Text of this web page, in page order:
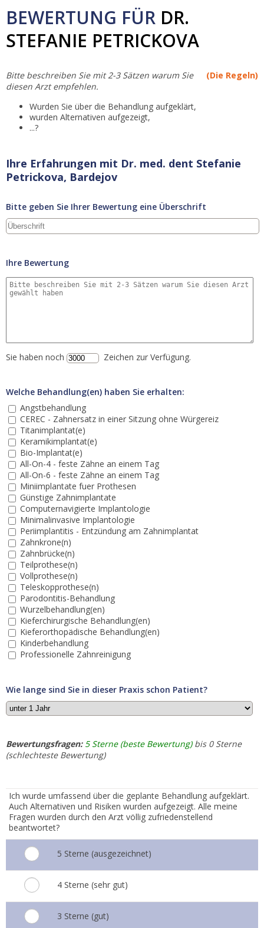
BEWERTUNG FÜR DR.
STEFANIE PETRICKOVA
(Die Regeln)
Bitte beschreiben Sie mit 2-3 Sätzen warum Sie
diesen Arzt empfehlen.
Wurden Sie über die Behandlung aufgeklärt,
wurden Alternativen aufgezeigt,
...?
Ihre Erfahrungen mit Dr. med. dent Stefanie
Petrickova, Bardejov
Bitte geben Sie Ihrer Bewertung eine Überschrift
Ihre Bewertung
Sie haben noch Zeichen zur Verfügung.
Welche Behandlung(en) haben Sie erhalten:
Angstbehandlung
CEREC - Zahnersatz in einer Sitzung ohne Würgereiz
Titanimplantat(e)
Keramikimplantat(e)
Bio-Implantat(e)
All-On-4 - feste Zähne an einem Tag
All-On-6 - feste Zähne an einem Tag
Miniimplantate fuer Prothesen
Günstige Zahnimplantate
Computernavigierte Implantologie
Minimalinvasive Implantologie
Periimplantitis - Entzündung am Zahnimplantat
Zahnkrone(n)
Zahnbrücke(n)
Teilprothese(n)
Vollprothese(n)
Teleskopprothese(n)
Parodontitis-Behandlung
Wurzelbehandlung(en)
Kieferchirurgische Behandlung(en)
Kieferorthopädische Behandlung(en)
Kinderbehandlung
Professionelle Zahnreinigung
Wie lange sind Sie in dieser Praxis schon Patient?
Bewertungsfragen: 5 Sterne (beste Bewertung)bis 0 Sterne
(schlechteste Bewertung)
Ich wurde umfassend über die geplante Behandlung aufgeklärt.
Auch Alternativen und Risiken wurden aufgezeigt. Alle meine
Fragen wurden durch den Arzt völlig zufriedenstellend
beantwortet?
5 Sterne (ausgezeichnet)
4 Sterne (sehr gut)
3 Sterne (gut)